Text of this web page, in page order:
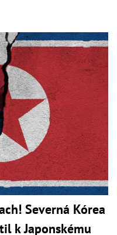
Severná Kórea
k Japonskému